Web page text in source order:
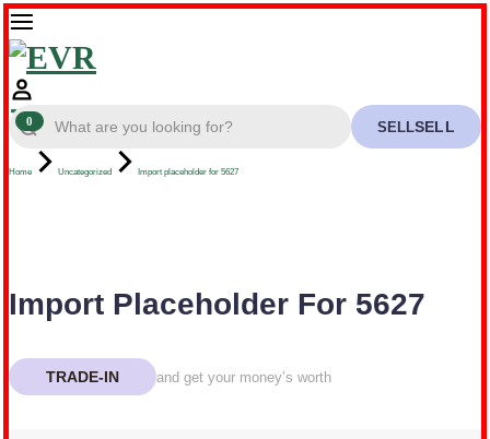
0 SELL
Home Uncategorized Import placeholder for 5627
Import Placeholder For 5627
TRADE-IN and get your money’s worth